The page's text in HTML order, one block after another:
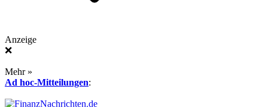
Anzeige
❌
Mehr »
Ad hoc-Mitteilungen: